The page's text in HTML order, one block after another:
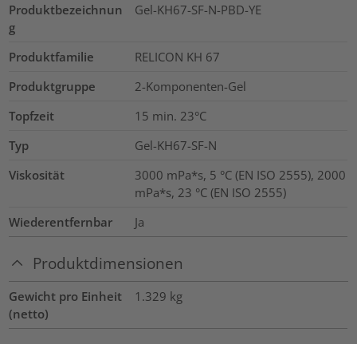
Produktbezeichnun
g
Gel-KH67-SF-N-PBD-YE
Produktfamilie
RELICON KH 67
Produktgruppe
2-Komponenten-Gel
Topfzeit
15 min. 23°C
Typ
Gel-KH67-SF-N
Viskosität
3000 mPa*s, 5 °C (EN ISO 2555), 2000
mPa*s, 23 °C (EN ISO 2555)
Wiederentfernbar
Ja
Produktdimensionen
Gewicht pro Einheit
(netto)
1.329 kg